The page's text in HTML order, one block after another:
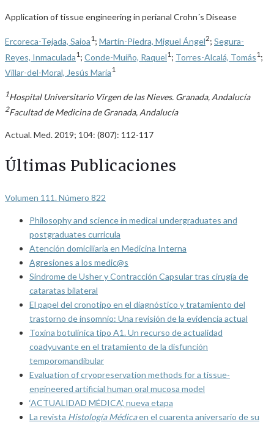
Application of tissue engineering in perianal Crohn´s Disease
Ercoreca-Tejada, Saioa1 ; Martín-Piedra, Miguel Ángel2; Segura-
Reyes, Inmaculada1 ; Conde-Muíño, Raquel1 ; Torres-Alcalá, Tomás1 ;
Villar-del-Moral, Jesús María1
1Hospital Universitario Virgen de las Nieves. Granada, Andalucía
2Facultad de Medicina de Granada, Andalucía
Actual. Med. 2019; 104: (807): 112-117
Últimas Publicaciones
Volumen 111. Número 822
Philosophy and science in medical undergraduates and
postgraduates curricula
Atención domiciliaria en Medicina Interna
Agresiones a los medic@s
Síndrome de Usher y Contracción Capsular tras cirugía de
cataratas bilateral
El papel del cronotipo en el diagnóstico y tratamiento del
trastorno de insomnio: Una revisión de la evidencia actual
Toxina botulínica tipo A1. Un recurso de actualidad
coadyuvante en el tratamiento de la disfunción
temporomandibular
Evaluation of cryopreservation methods for a tissue-
engineered artificial human oral mucosa model
‘ACTUALIDAD MÉDICA’, nueva etapa
La revista Histología Médicaen el cuarenta aniversario de su